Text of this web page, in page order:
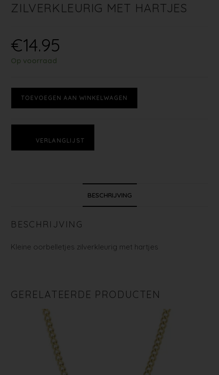
ZILVERKLEURIG MET HARTJES
€14.95
Op voorraad
TOEVOEGEN AAN WINKELWAGEN
VERLANGLIJST
BESCHRIJVING
BESCHRIJVING
Kleine oorbelletjes zilverkleurig met hartjes
GERELATEERDE PRODUCTEN